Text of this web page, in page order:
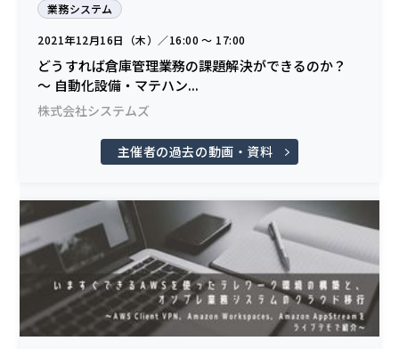
業務システム
2021年12月16日（木）／16:00 〜 17:00
どうすれば倉庫管理業務の課題解決ができるのか？
～ 自動化設備・マテハン...
株式会社システムズ
主催者の過去の動画・資料